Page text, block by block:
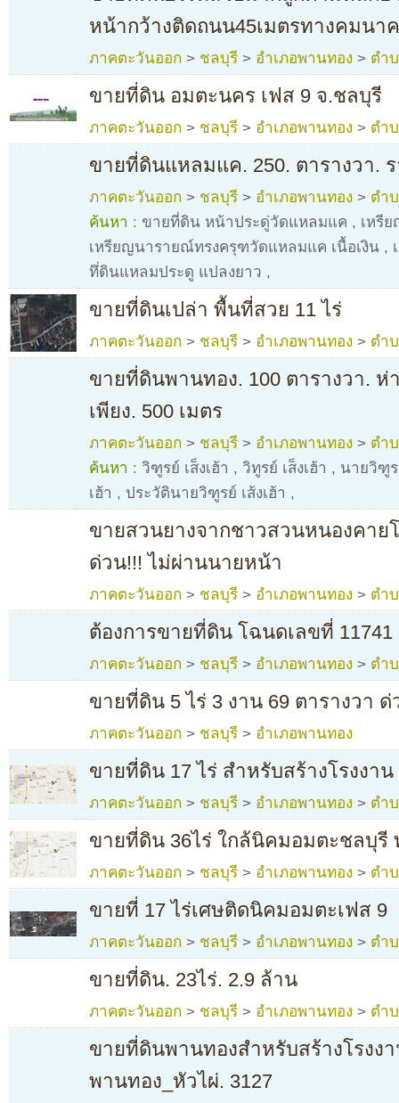
หน้ากว้างติดถนน45เมตรทางคมนา
ภาคตะวันออก > ชลบุรี > อำเภอพานทอง > ตำ
ขายที่ดิน อมตะนคร เฟส 9 จ.ชลบุรี
ภาคตะวันออก > ชลบุรี > อำเภอพานทอง > ตำ
ขายที่ดินแหลมแค. 250. ตารางวา.
ภาคตะวันออก > ชลบุรี > อำเภอพานทอง > ตำ
ค้นหา : ขายที่ดิน หน้าประดู่วัดแหลมแค , เหรี
เหรียญนารายณ์ทรงครุฑวัดแหลมแค เนื้อเงิน ,
ทึ่ดินแหลมประดู แปลงยาว ,
ขายที่ดินเปล่า พื้นที่สวย 11 ไร่
ภาคตะวันออก > ชลบุรี > อำเภอพานทอง > ตำ
ขายที่ดินพานทอง. 100 ตารางวา. ห่
เพียง. 500 เมตร
ภาคตะวันออก > ชลบุรี > อำเภอพานทอง > ตำ
ค้นหา : วิฑูรย์ เส็งเฮ้า , วิทูรย์ เส็งเฮ้า , นายวิฑูร
เฮ้า , ประวัตินายวิฑูรย์ เส้งเฮ้า ,
ขายสวนยางจากชาวสวนหนองคายโ
ด่วน!!! ไม่ผ่านนายหน้า
ภาคตะวันออก > ชลบุรี > อำเภอพานทอง > ตำ
ต้องการขายที่ดิน โฉนดเลขที่ 11741
ภาคตะวันออก > ชลบุรี > อำเภอพานทอง > ตำ
ขายที่ดิน 5 ไร่ 3 งาน 69 ตารางวา ด่
ภาคตะวันออก > ชลบุรี > อำเภอพานทอง
ขายที่ดิน 17 ไร่ สำหรับสร้างโรงงา
ภาคตะวันออก > ชลบุรี > อำเภอพานทอง > ตำ
ขายที่ดิน 36ไร่ ใกล้นิคมอมตะชลบุรี
ภาคตะวันออก > ชลบุรี > อำเภอพานทอง > ตำ
ขายที่ 17 ไร่เศษติดนิคมอมตะเฟส 9
ภาคตะวันออก > ชลบุรี > อำเภอพานทอง > ตำ
ขายที่ดิน. 23ไร่. 2.9 ล้าน
ภาคตะวันออก > ชลบุรี > อำเภอพานทอง > ตำ
ขายที่ดินพานทองสำหรับสร้างโรงง
พานทอง_หัวไผ่. 3127